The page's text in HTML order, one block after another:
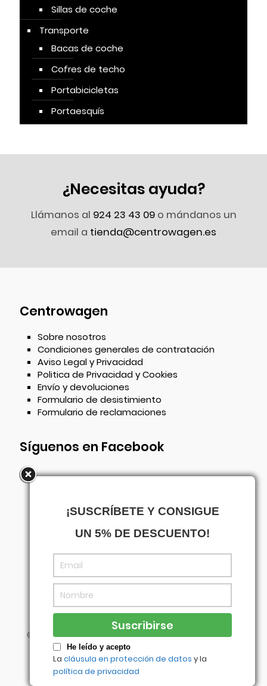
Sillas de coche
Transporte
Bacas de coche
Cofres de techo
Portabicicletas
Portaesquís
¿Necesitas ayuda?
Llámanos al 924 23 43 09o mándanos un
email a tienda@centrowagen.es
Centrowagen
Sobre nosotros
Condiciones generales de contratación
Aviso Legal y Privacidad
Politica de Privacidad y Cookies
Envío y devoluciones
Formulario de desistimiento
Formulario de reclamaciones
Síguenos en Facebook
© Centrowagen- Diseñado con porAgencia
Visual
¡SUSCRÍBETE Y CONSIGUE
UN 5% DE DESCUENTO!
He leído y acepto
La cláusula en protección de datos y la
política de privacidad